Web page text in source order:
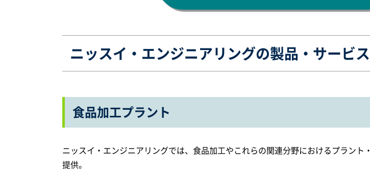
ニッスイ・エンジニアリングの製品・サービス
食品加工プラント
ニッスイ・エンジニアリングでは、食品加工やこれらの関連分野におけるプラント
提供。